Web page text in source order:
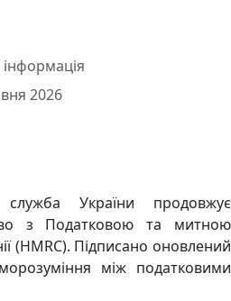
2026
України продовжує
з Податковою та митною
(HMRC). Підписано оновлений
між податковими